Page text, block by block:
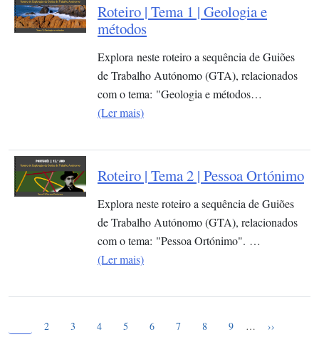
Roteiro | Tema 1 | Geologia e
métodos
Explora neste roteiro a sequência de Guiões
de Trabalho Autónomo (GTA), relacionados
com o tema: "Geologia e métodos…
(Ler mais)
Roteiro | Tema 2 | Pessoa Ortónimo
Explora neste roteiro a sequência de Guiões
de Trabalho Autónomo (GTA), relacionados
com o tema: "Pessoa Ortónimo". …
(Ler mais)
Page
2 Page
3 Page
4 Page
5 Page
6 Page
7 Page
8 Page
9 … Próxima
››